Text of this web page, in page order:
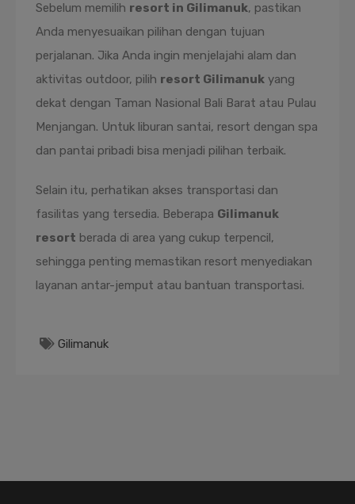
Sebelum memilih resort in Gilimanuk, pastikan
Anda menyesuaikan pilihan dengan tujuan
perjalanan. Jika Anda ingin menjelajahi alam dan
aktivitas outdoor, pilih resort Gilimanuk yang
dekat dengan Taman Nasional Bali Barat atau Pulau
Menjangan. Untuk liburan santai, resort dengan spa
dan pantai pribadi bisa menjadi pilihan terbaik.
Selain itu, perhatikan akses transportasi dan
fasilitas yang tersedia. Beberapa Gilimanuk
resort berada di area yang cukup terpencil,
sehingga penting memastikan resort menyediakan
layanan antar-jemput atau bantuan transportasi.
Gilimanuk